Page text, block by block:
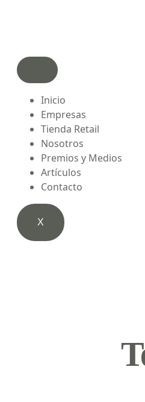
Inicio
Empresas
Tienda Retail
Nosotros
Premios y Medios
Artículos
Contacto
X